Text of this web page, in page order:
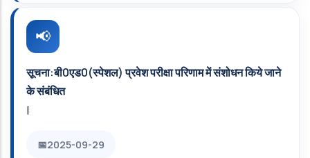
सूचना:बी0एड0(स्पेशल) प्रवेश परीक्षा परिणाम में संशोधन किये जाने
के संबंधित
|
2025-09-29